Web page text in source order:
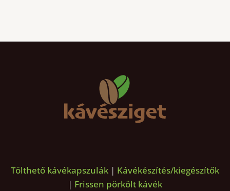
Tölthető kávékapszulák | Kávékészítés/kiegészítők
| Frissen pörkölt kávék